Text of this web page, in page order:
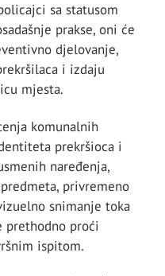
sa statusom
prakse, oni će
djelovanje,
i izdaju
mjesta.
komunalnih
prekršioca i
naređenja,
privremeno
snimanje toka
prethodno proći
ispitom.